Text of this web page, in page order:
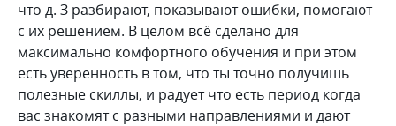
что д. З разбирают, показывают ошибки, помогают
с их решением. В целом всё сделано для
максимально комфортного обучения и при этом
есть уверенность в том, что ты точно получишь
полезные скиллы, и радует что есть период когда
вас знакомят с разными направлениями и дают